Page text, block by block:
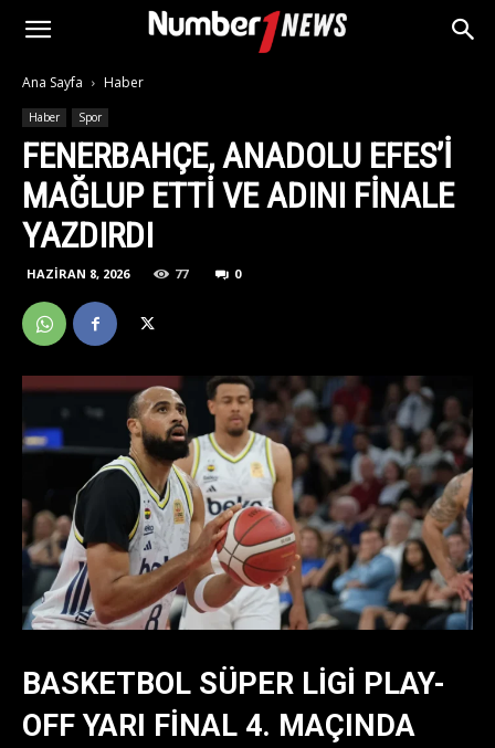
Ana Sayfa Haber
Haber Spor
FENERBAHÇE, ANADOLU EFES’I
MAĞLUP ETTI VE ADINI FINALE
YAZDIRDI
HAZIRAN 8, 2026 77 0
BASKETBOL SÜPER LIGI PLAY-
OFF YARI FINAL 4. MAÇINDA